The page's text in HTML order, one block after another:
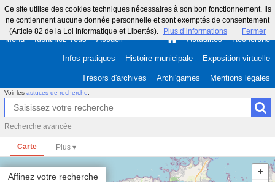
Ce site utilise des cookies techniques nécessaires à son bon fonctionnement. Ils
ne contiennent aucune donnée personnelle et sont exemptés de consentement
(Article 82 de la Loi Informatique et Libertés).
Plus d’informations Fermer
Menu Identifiez-vous Accueil Actualités Recherche
Infos pratiques Histoire municipale Exposition virtuelle
Trésors d'archives Archi'games Mentions légales
Voir les astuces de recherche
Recherche avancée
Carte
Affinez votre recherche